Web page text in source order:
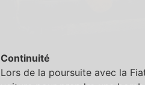
Continuité
Lors de la poursuite avec la